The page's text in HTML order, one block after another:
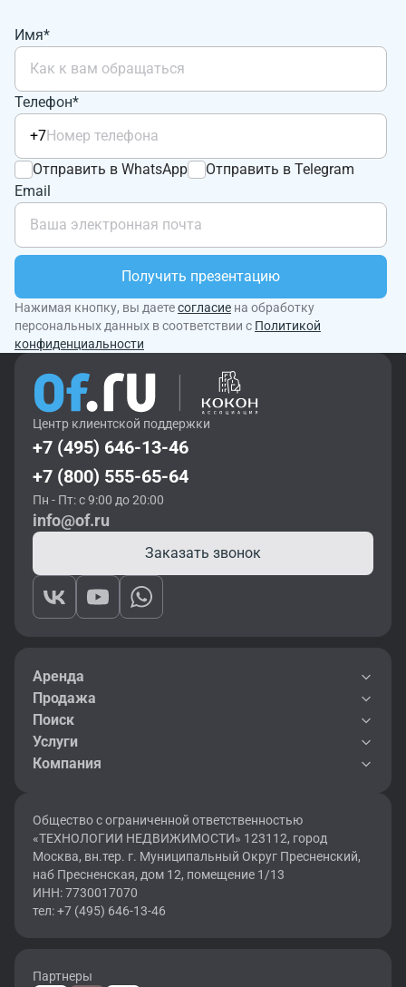
Имя*
Телефон*
+7
Отправить в WhatsApp
Отправить в Telegram
Email
Получить презентацию
Нажимая кнопку, вы даетесогласие на обработку
персональных данных в соответствии с Политикой
конфиденциальности
Центр клиентской поддержки
+7 (495) 646-13-46
+7 (800) 555-65-64
Пн - Пт: с 9:00 до 20:00
info@of.ru
Заказать звонок
Аренда
Продажа
Поиск
Услуги
Компания
Общество с ограниченной ответственностью
«ТЕХНОЛОГИИ НЕДВИЖИМОСТИ» 123112, город
Москва, вн.тер. г. Муниципальный Округ Пресненский,
наб Пресненская, дом 12, помещение 1/13
ИНН: 7730017070
тел: +7 (495) 646-13-46
Партнеры